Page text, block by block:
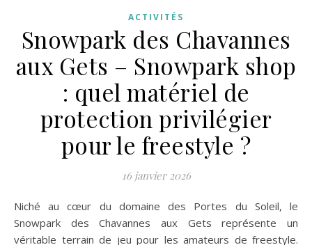
ACTIVITÉS
Snowpark des Chavannes
aux Gets – Snowpark shop
: quel matériel de
protection privilégier
pour le freestyle ?
16 janvier 2026
Niché au cœur du domaine des Portes du Soleil, le
Snowpark des Chavannes aux Gets représente un
véritable terrain de jeu pour les amateurs de freestyle.